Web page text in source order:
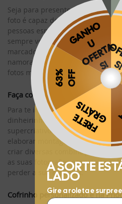
Seja para presentear alguém ou
foto é capaz de transmitir todo o
pessoas especiais. Ao entrar no
sempre verá uma imagem que
marcado a sua memória. Uma
namorado ou a namorada é
fotos mais bonitas do casal.
Faça cofres personalizados com
Para te inspirar ainda mais na
dinheirinho, a Phooto conta com
supercriativo. Disponível para
elaborar montagens de fotos,
criar diversas combinações de
as suas fotografias especiais
perder a sua essência.
Cofrinho personalizado é na
Obrigado por se
Aproveite e receba as